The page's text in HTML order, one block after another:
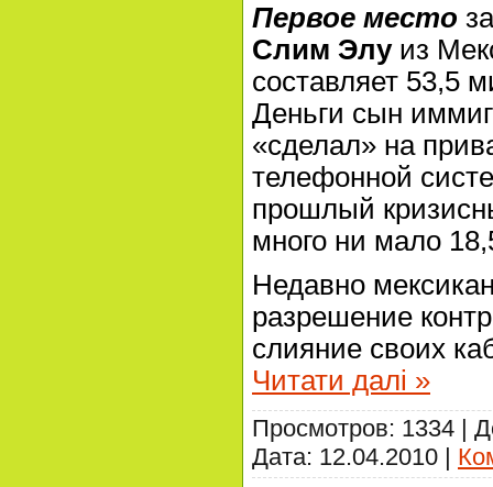
Первое место
Слим Элу из
составляет 53,5
Деньги сын
«сделал» на
телефонной
прошлый
много ни мало
Недавно
разрешение
слияние своих
Читати далі »
Просмотров: 1334 |
Дата: 12.04.2010